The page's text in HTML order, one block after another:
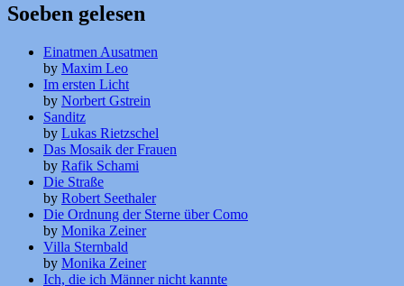
Soeben gelesen
Einatmen Ausatmen
by Maxim Leo
Im ersten Licht
by Norbert Gstrein
Sanditz
by Lukas Rietzschel
Das Mosaik der Frauen
by Rafik Schami
Die Straße
by Robert Seethaler
Die Ordnung der Sterne über Como
by Monika Zeiner
Villa Sternbald
by Monika Zeiner
Ich, die ich Männer nicht kannte